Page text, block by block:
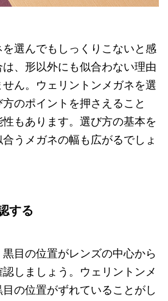
選んでもしっくりこないと感
は、形以外にも似合わない理由
ん。ウェリントンメガネを選
のポイントを押さえること
もあります。選び方の基本を
うメガネの幅も広がるでしょ
する
目の位置がレンズの中心から
しましょう。ウェリントンメ
の位置がずれていることがし